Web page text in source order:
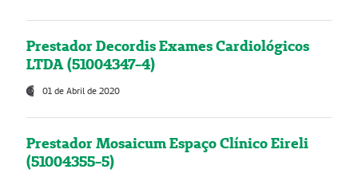
Prestador Decordis Exames Cardiológicos
LTDA (51004347-4)
01 de Abril de 2020
Prestador Mosaicum Espaço Clínico Eireli
(51004355-5)